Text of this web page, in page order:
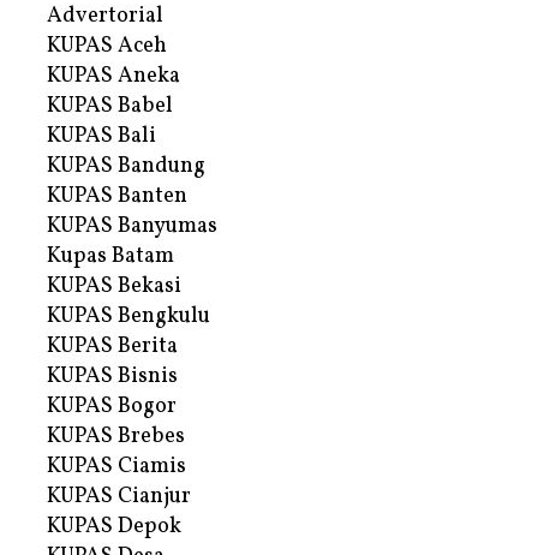
Advertorial
KUPAS Aceh
KUPAS Aneka
KUPAS Babel
KUPAS Bali
KUPAS Bandung
KUPAS Banten
KUPAS Banyumas
Kupas Batam
KUPAS Bekasi
KUPAS Bengkulu
KUPAS Berita
KUPAS Bisnis
KUPAS Bogor
KUPAS Brebes
KUPAS Ciamis
KUPAS Cianjur
KUPAS Depok